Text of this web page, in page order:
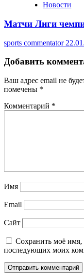
Новости
Матчи Лиги
sports commentator
Добавить
Ваш адрес email не
помечены *
Комментарий *
Имя
Email
Сайт
Сохранить моё имя,
последующих моих